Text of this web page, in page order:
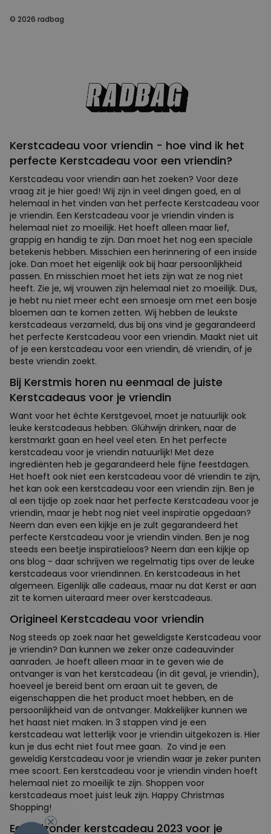
© 2026 radbag
Kerstcadeau voor vriendin - hoe vind ik het
perfecte Kerstcadeau voor een vriendin?
Kerstcadeau voor vriendin aan het zoeken? Voor deze
vraag zit je hier goed! Wij zijn in veel dingen goed, en al
helemaal in het vinden van het perfecte Kerstcadeau voor
je vriendin. Een Kerstcadeau voor je vriendin vinden is
helemaal niet zo moeilijk. Het hoeft alleen maar lief,
grappig en handig te zijn. Dan moet het nog een speciale
betekenis hebben. Misschien een herinnering of een inside
joke. Dan moet het eigenlijk ook bij haar persoonlijkheid
passen. En misschien moet het iets zijn wat ze nog niet
heeft. Zie je, wij vrouwen zijn helemaal niet zo moeilijk. Dus,
je hebt nu niet meer echt een smoesje om met een bosje
bloemen aan te komen zetten. Wij hebben de leukste
kerstcadeaus verzameld, dus bij ons vind je gegarandeerd
het perfecte Kerstcadeau voor een vriendin. Maakt niet uit
of je een kerstcadeau voor een vriendin, dé vriendin, of je
beste vriendin zoekt.
Bij Kerstmis horen nu eenmaal de juiste
Kerstcadeaus voor je vriendin
Want voor het échte Kerstgevoel, moet je natuurlijk ook
leuke kerstcadeaus hebben. Glühwijn drinken, naar de
kerstmarkt gaan en heel veel eten. En het perfecte
kerstcadeau voor je vriendin natuurlijk! Met deze
ingrediënten heb je gegarandeerd hele fijne feestdagen.
Het hoeft ook niet een kerstcadeau voor dé vriendin te zijn,
het kan ook een kerstcadeau voor een vriendin zijn. Ben je
al een tijdje op zoek naar het perfecte Kerstcadeau voor je
vriendin, maar je hebt nog niet veel inspiratie opgedaan?
Neem dan even een kijkje en je zult gegarandeerd het
perfecte Kerstcadeau voor je vriendin vinden. Ben je nog
steeds een beetje inspiratieloos? Neem dan een kijkje op
ons blog - daar schrijven we regelmatig tips over de leuke
kerstcadeaus voor vriendinnen. En kerstcadeaus in het
algemeen. Eigenlijk alle cadeaus, maar nu dat Kerst er aan
zit te komen uiteraard meer over kerstcadeaus.
Origineel Kerstcadeau voor vriendin
Nog steeds op zoek naar het geweldigste Kerstcadeau voor
je vriendin? Dan kunnen we zeker onze cadeauvinder
aanraden. Je hoeft alleen maar in te geven wie de
ontvanger is van het kerstcadeau (in dit geval, je vriendin),
hoeveel je bereid bent om eraan uit te geven, de
eigenschappen die het product moet hebben, en de
persoonlijkheid van de ontvanger. Makkelijker kunnen we
het haast niet maken. In 3 stappen vind je een
kerstcadeau wat letterlijk voor je vriendin uitgekozen is. Hier
kun je dus echt niet fout mee gaan. Zo vind je een
geweldig Kerstcadeau voor je vriendin waar je zeker punten
mee scoort. Een kerstcadeau voor je vriendin vinden hoeft
helemaal niet zo moeilijk te zijn. Shoppen voor
kerstcadeaus moet juist leuk zijn. Happy Christmas
Shopping!
Een bijzonder kerstcadeau 2023 voor je
-10%